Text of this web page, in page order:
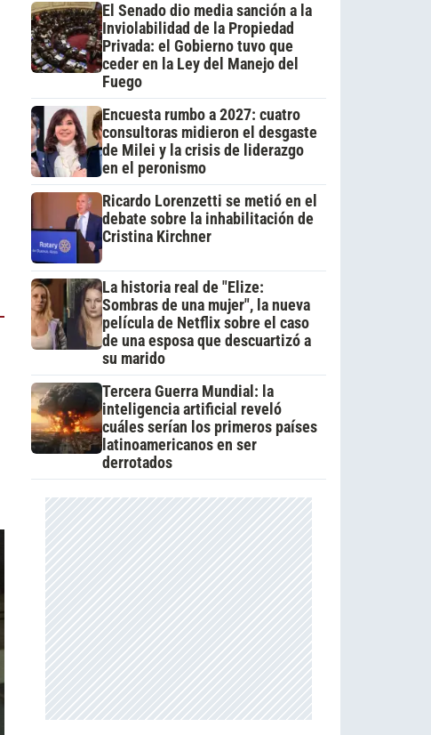
El Senado dio media sanción a la
Inviolabilidad de la Propiedad
Privada: el Gobierno tuvo que
ceder en la Ley del Manejo del
Fuego
Encuesta rumbo a 2027: cuatro
consultoras midieron el desgaste
de Milei y la crisis de liderazgo
en el peronismo
Ricardo Lorenzetti se metió en el
debate sobre la inhabilitación de
Cristina Kirchner
La historia real de "Elize:
Sombras de una mujer", la nueva
película de Netflix sobre el caso
de una esposa que descuartizó a
su marido
Tercera Guerra Mundial: la
inteligencia artificial reveló
cuáles serían los primeros países
latinoamericanos en ser
derrotados